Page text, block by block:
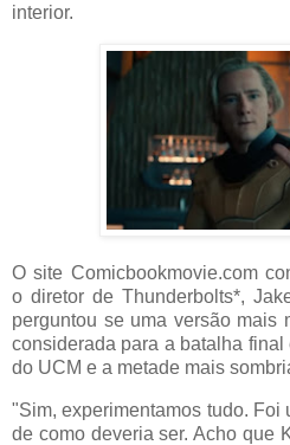
interior.
O site Comicbookmovie.com
o diretor de Thunderbolts*,
perguntou se uma versão mais
considerada para a batalha
do UCM e a metade mais
"Sim, experimentamos tudo. Foi
de como deveria ser. Acho que